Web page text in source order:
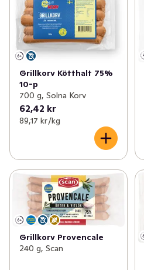
Grillkorv Kötthalt 75%
10-p
700 g, Solna Korv
62,42 kr
89,17 kr /kg
Grillkorv Provencale
240 g, Scan